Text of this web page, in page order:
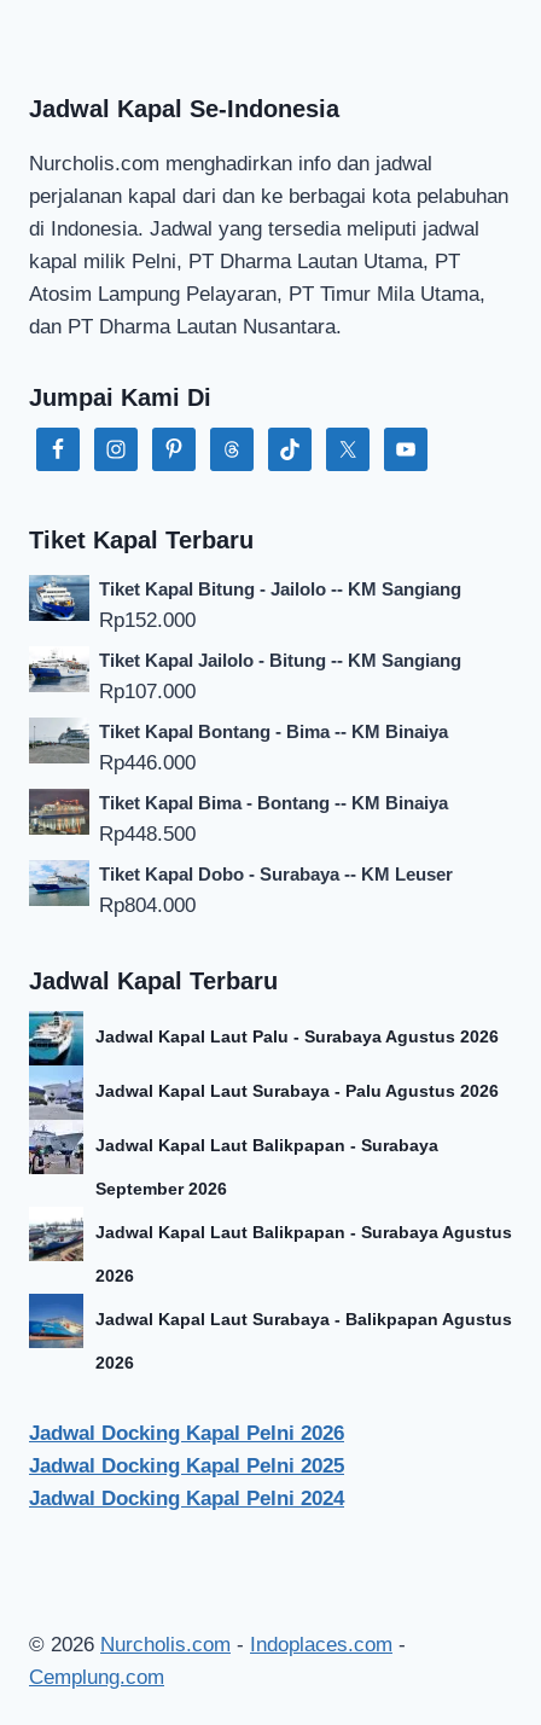
Jadwal Kapal Se-Indonesia
Nurcholis.com menghadirkan info dan jadwal
perjalanan kapal dari dan ke berbagai kota pelabuhan
di Indonesia. Jadwal yang tersedia meliputi jadwal
kapal milik Pelni, PT Dharma Lautan Utama, PT
Atosim Lampung Pelayaran, PT Timur Mila Utama,
dan PT Dharma Lautan Nusantara.
Jumpai Kami Di
Tiket Kapal Terbaru
Tiket Kapal Bitung - Jailolo -- KM Sangiang
Rp152.000
Tiket Kapal Jailolo - Bitung -- KM Sangiang
Rp107.000
Tiket Kapal Bontang - Bima -- KM Binaiya
Rp446.000
Tiket Kapal Bima - Bontang -- KM Binaiya
Rp448.500
Tiket Kapal Dobo - Surabaya -- KM Leuser
Rp804.000
Jadwal Kapal Terbaru
Jadwal Kapal Laut Palu - Surabaya Agustus 2026
Jadwal Kapal Laut Surabaya - Palu Agustus 2026
Jadwal Kapal Laut Balikpapan - Surabaya
September 2026
Jadwal Kapal Laut Balikpapan - Surabaya Agustus
2026
Jadwal Kapal Laut Surabaya - Balikpapan Agustus
2026
Jadwal Docking Kapal Pelni 2026
Jadwal Docking Kapal Pelni 2025
Jadwal Docking Kapal Pelni 2024
© 2026 Nurcholis.com - Indoplaces.com -
Cemplung.com